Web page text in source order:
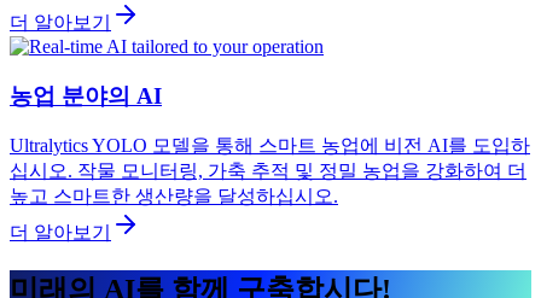
더 알아보기
농업 분야의 AI
Ultralytics YOLO 모델을 통해 스마트 농업에 비전 AI를 도입하
십시오. 작물 모니터링, 가축 추적 및 정밀 농업을 강화하여 더
높고 스마트한 생산량을 달성하십시오.
더 알아보기
미래의 AI를 함께 구축합시다!